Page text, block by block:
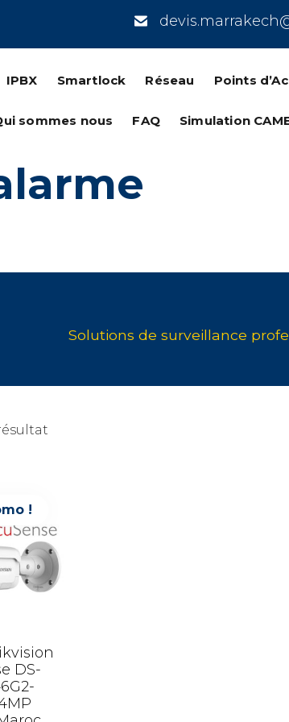
IPBX Smartlock Réseau Points
sommes nous FAQ Simulation
!
DS-